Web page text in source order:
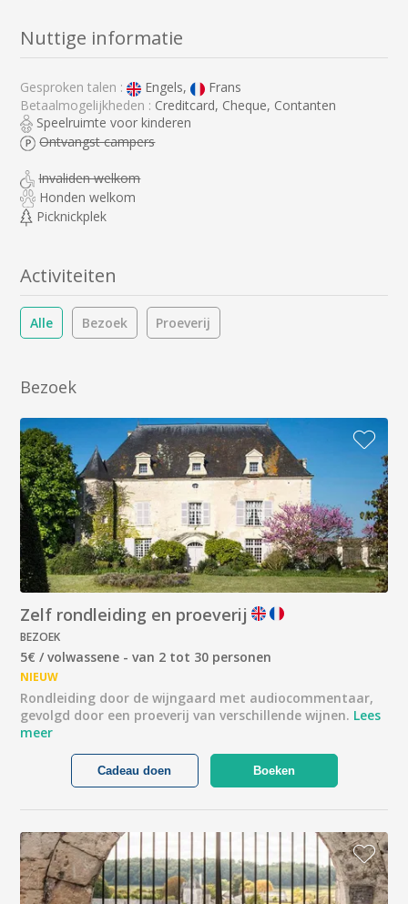
Nuttige informatie
Gesproken talen : Engels,
Frans
Betaalmogelijkheden : Creditcard, Cheque, Contanten
Speelruimte voor kinderen
Ontvangst campers
Invaliden welkom
Honden welkom
Picknickplek
Activiteiten
Alle Bezoek Proeverij
Bezoek
Zelf rondleiding en proeverij
BEZOEK
5€ / volwassene - van 2 tot 30 personen
NIEUW
Rondleiding door de wijngaard met audiocommentaar,
gevolgd door een proeverij van verschillende wijnen. Lees
meer
Boeken
Cadeau doen